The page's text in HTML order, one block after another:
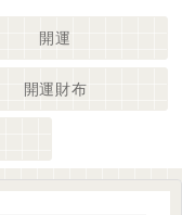
開運
開運財布